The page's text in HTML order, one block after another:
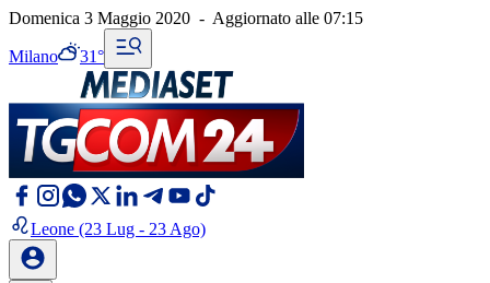
Domenica 3 Maggio 2020 - Aggiornato alle 07:15
Milano 31°
Leone (23 Lug - 23 Ago)